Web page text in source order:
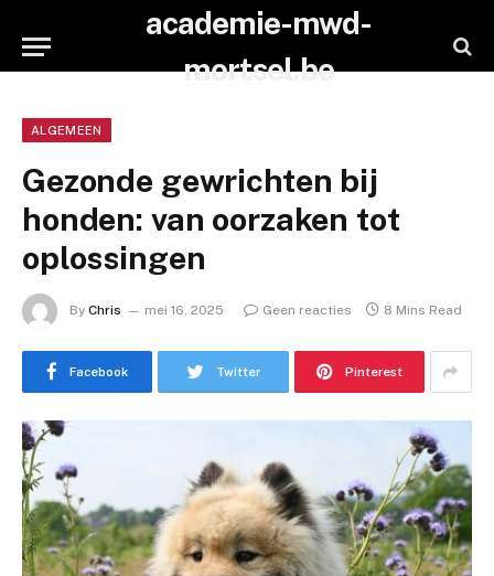
academie-mwd-
mortsel.be
ALGEMEEN
Gezonde gewrichten bij
honden: van oorzaken tot
oplossingen
By Chris mei 16, 2025 Geen reacties 8 Mins Read
Facebook Twitter Pinterest